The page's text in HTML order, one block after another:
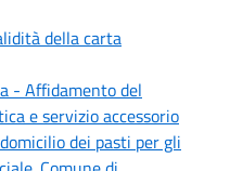
della carta
- Affidamento del
e servizio accessorio
dei pasti per gli